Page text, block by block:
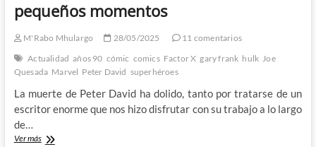
pequeños momentos
M'Rabo Mhulargo 28/05/2025
11 comentarios
Actualidad años 90 cómic comics Factor X gary frank hulk Joe
Quesada Marvel Peter David superhéroes
La muerte de Peter David ha dolido, tanto por tratarse de un
escritor enorme que nos hizo disfrutar con su trabajo a lo largo
de…
Ver másPeter